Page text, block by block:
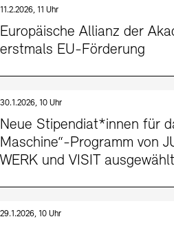
11.2.2026, 11 Uhr
Europäische Allianz der
erstmals EU-Förderung
30.1.2026, 10 Uhr
Neue Stipendiat*innen für
Maschine“-Programm von
WERK und VISIT ausgewählt
29.1.2026, 10 Uhr